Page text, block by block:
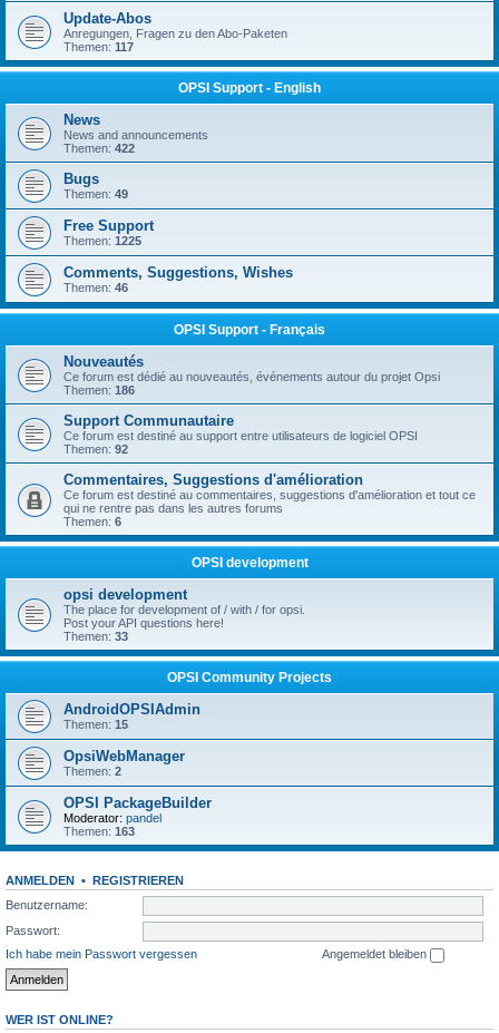
Update-Abos
Anregungen, Fragen zu den Abo-Paketen
Themen: 117
OPSI Support - English
News
News and announcements
Themen: 422
Bugs
Themen: 49
Free Support
Themen: 1225
Comments, Suggestions, Wishes
Themen: 46
OPSI Support - Français
Nouveautés
Ce forum est dédié au nouveautés, événements autour du projet Opsi
Themen: 186
Support Communautaire
Ce forum est destiné au support entre utilisateurs de logiciel OPSI
Themen: 92
Commentaires, Suggestions d'amélioration
Ce forum est destiné au commentaires, suggestions d'amélioration et tout ce
qui ne rentre pas dans les autres forums
Themen: 6
OPSI development
opsi development
The place for development of / with / for opsi.
Post your API questions here!
Themen: 33
OPSI Community Projects
AndroidOPSIAdmin
Themen: 15
OpsiWebManager
Themen: 2
OPSI PackageBuilder
Moderator: pandel
Themen: 163
ANMELDEN • REGISTRIEREN
Benutzername:
Passwort:
Ich habe mein Passwort vergessen
Angemeldet bleiben
WER IST ONLINE?